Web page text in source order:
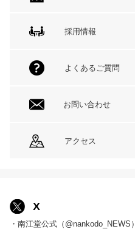
採用情報
よくあるご質問
お問い合わせ
アクセス
X
・南江堂公式（@nankodo_NEWS）